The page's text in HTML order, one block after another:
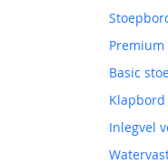
Basic
Klapbord
Inlegvel